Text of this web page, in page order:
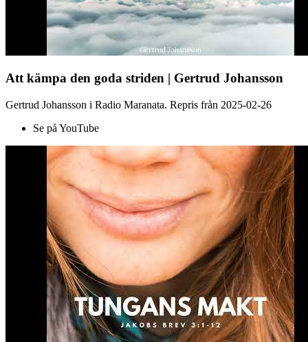
Att kämpa den goda striden | Gertrud Johansson
Gertrud Johansson i Radio Maranata. Repris från 2025-02-26
Se på YouTube